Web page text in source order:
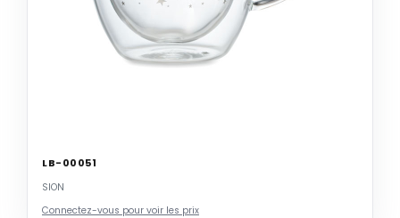
LB-00051
SION
Connectez-vous pour voir les prix